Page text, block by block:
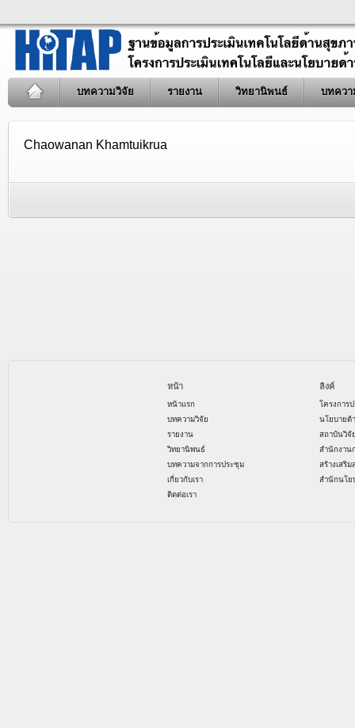
บทความวิจัย รายงาน วิทยานิพนธ์ บทควา
Chaowanan Khamtuikrua
หน้า
หน้าแรก
บทความวิจัย
รายงาน
วิทยานิพนธ์
บทความจากการประชุม
เกี่ยวกับเรา
ติดต่อเรา
ลิงค์
โครงการ
นโยบายด้
สถาบันวิจั
สำนักงาน
สร้างเสริ
สำนักนโย